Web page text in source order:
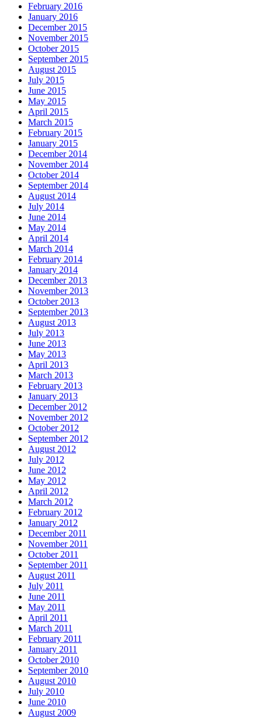
February 2016
January 2016
December 2015
November 2015
October 2015
September 2015
August 2015
July 2015
June 2015
May 2015
April 2015
March 2015
February 2015
January 2015
December 2014
November 2014
October 2014
September 2014
August 2014
July 2014
June 2014
May 2014
April 2014
March 2014
February 2014
January 2014
December 2013
November 2013
October 2013
September 2013
August 2013
July 2013
June 2013
May 2013
April 2013
March 2013
February 2013
January 2013
December 2012
November 2012
October 2012
September 2012
August 2012
July 2012
June 2012
May 2012
April 2012
March 2012
February 2012
January 2012
December 2011
November 2011
October 2011
September 2011
August 2011
July 2011
June 2011
May 2011
April 2011
March 2011
February 2011
January 2011
October 2010
September 2010
August 2010
July 2010
June 2010
August 2009